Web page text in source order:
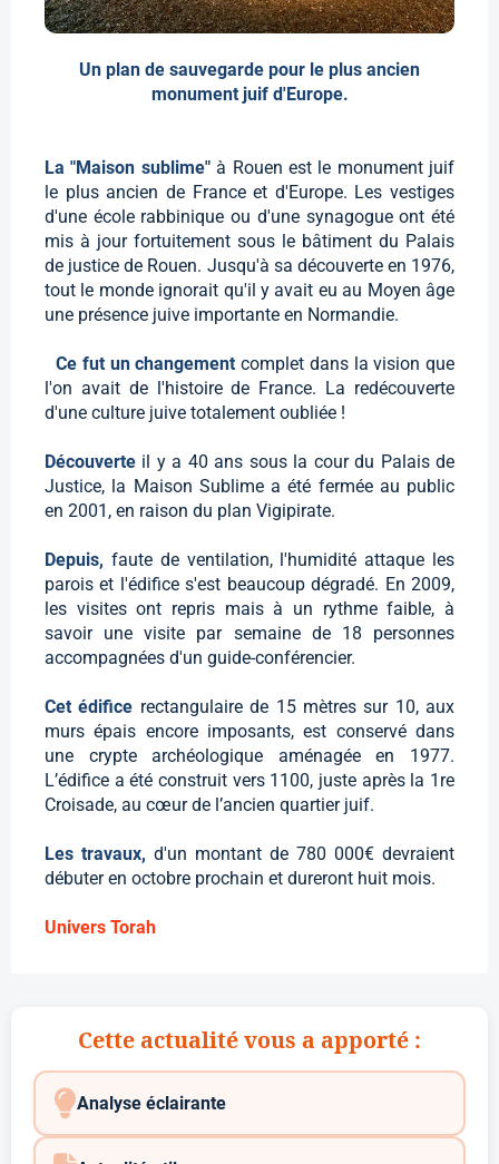
Un plan de sauvegarde pour le plus ancien
monument juif d'Europe.
La "Maison sublime"à Rouen est le monument juif
le plus ancien de France et d'Europe. Les vestiges
d'une école rabbinique ou d'une synagogue ont été
mis à jour fortuitement sous le bâtiment du Palais
de justice de Rouen. Jusqu'à sa découverte en 1976,
tout le monde ignorait qu'il y avait eu au Moyen âge
une présence juive importante en Normandie.
Ce fut un changement complet dans la vision que
l'on avait de l'histoire de France. La redécouverte
d'une culture juive totalement oubliée !
Découverte il y a 40 ans sous la cour du Palais de
Justice, la Maison Sublime a été fermée au public
en 2001, en raison du plan Vigipirate.
Depuis, faute de ventilation, l'humidité attaque les
parois et l'édifice s'est beaucoup dégradé. En 2009,
les visites ont repris mais à un rythme faible, à
savoir une visite par semaine de 18 personnes
accompagnées d'un guide-conférencier.
Cet édifice rectangulaire de 15 mètres sur 10, aux
murs épais encore imposants, est conservé dans
une crypte archéologique aménagée en 1977.
L’édifice a été construit vers 1100, juste après la 1re
Croisade, au cœur de l’ancien quartier juif.
Les travaux, d'un montant de 780 000€ devraient
débuter en octobre prochain et dureront huit mois.
Univers Torah
Cette actualité vous a apporté :
Analyse éclairante